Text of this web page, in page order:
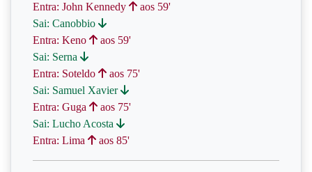
Entra: John Kennedy
aos 59'
Sai: Canobbio
Entra: Keno
aos 59'
Sai: Serna
Entra: Soteldo
aos 75'
Sai: Samuel Xavier
Entra: Guga
aos 75'
Sai: Lucho Acosta
Entra: Lima
aos 85'